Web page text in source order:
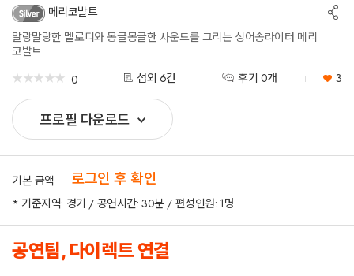
메리코발트
말랑말랑한 멜로디와 몽글몽글한 사운드를 그리는 싱어송라이터 메리
코발트
★★★★★
★★★★★ 0 섭외 6건 후기 0개 3
프로필 다운로드
공
유
기본 금액 로그인 후 확인
* 기준지역: 경기 / 공연시간: 30분 / 편성인원: 1명
공연팀, 다이렉트 연결